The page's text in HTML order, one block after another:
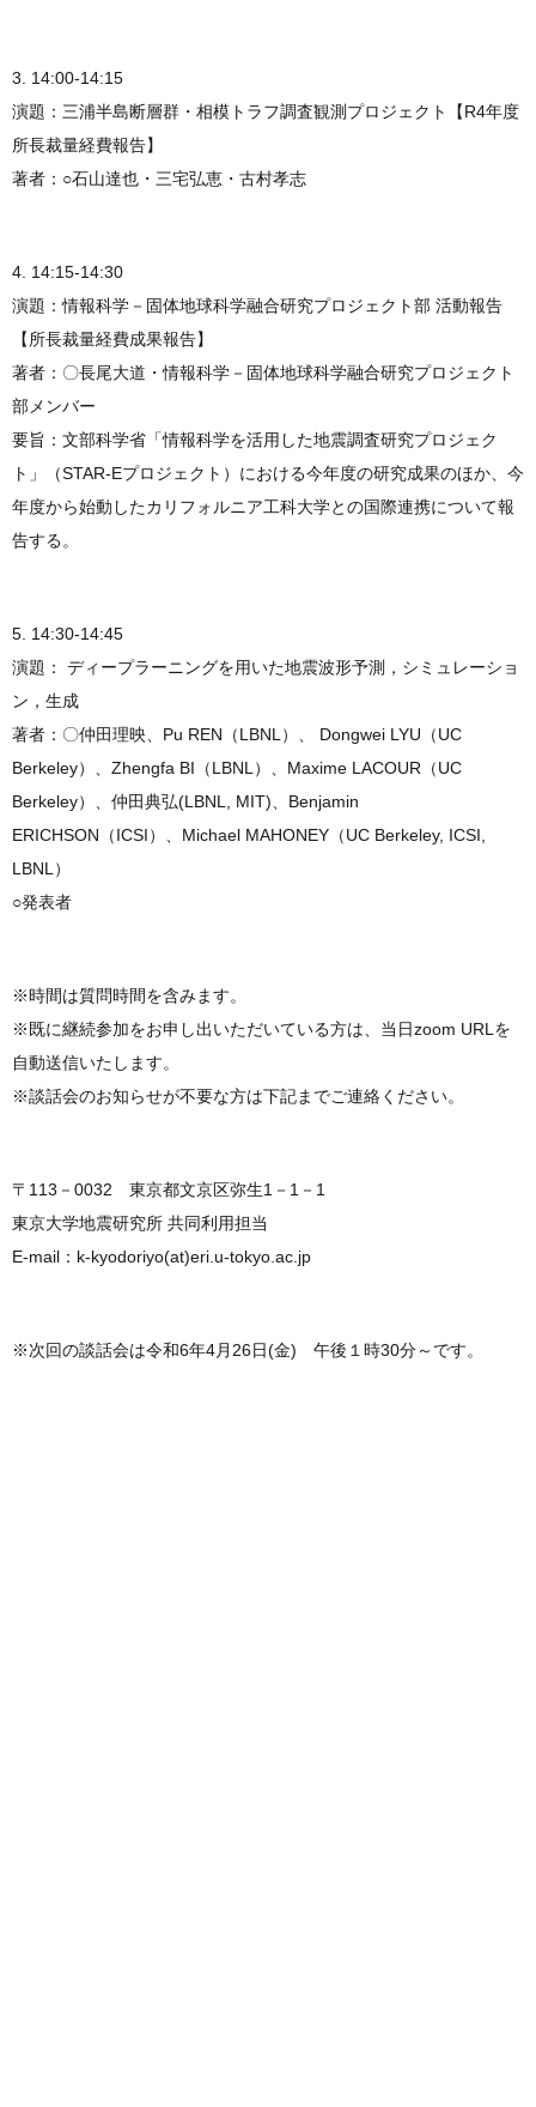
3. 14:00-14:15
演題：三浦半島断層群・相模トラフ調査観測プロジェクト【R4年度
所長裁量経費報告】
著者：○石山達也・三宅弘恵・古村孝志
4. 14:15-14:30
演題：情報科学－固体地球科学融合研究プロジェクト部 活動報告
【所長裁量経費成果報告】
著者：〇長尾大道・情報科学－固体地球科学融合研究プロジェクト
部メンバー
要旨：文部科学省「情報科学を活用した地震調査研究プロジェク
ト」（STAR-Eプロジェクト）における今年度の研究成果のほか、今
年度から始動したカリフォルニア工科大学との国際連携について報
告する。
5. 14:30-14:45
演題： ディープラーニングを用いた地震波形予測，シミュレーショ
ン，生成
著者：〇仲田理映、Pu REN（LBNL）、 Dongwei LYU（UC
Berkeley）、Zhengfa BI（LBNL）、Maxime LACOUR（UC
Berkeley）、仲田典弘(LBNL, MIT)、Benjamin
ERICHSON（ICSI）、Michael MAHONEY（UC Berkeley, ICSI,
LBNL）
○発表者
※時間は質問時間を含みます。
※既に継続参加をお申し出いただいている方は、当日zoom URLを
自動送信いたします。
※談話会のお知らせが不要な方は下記までご連絡ください。
〒113－0032 東京都文京区弥生1－1－1
東京大学地震研究所 共同利用担当
E-mail：k-kyodoriyo(at)eri.u-tokyo.ac.jp
※次回の談話会は令和6年4月26日(金) 午後１時30分～です。